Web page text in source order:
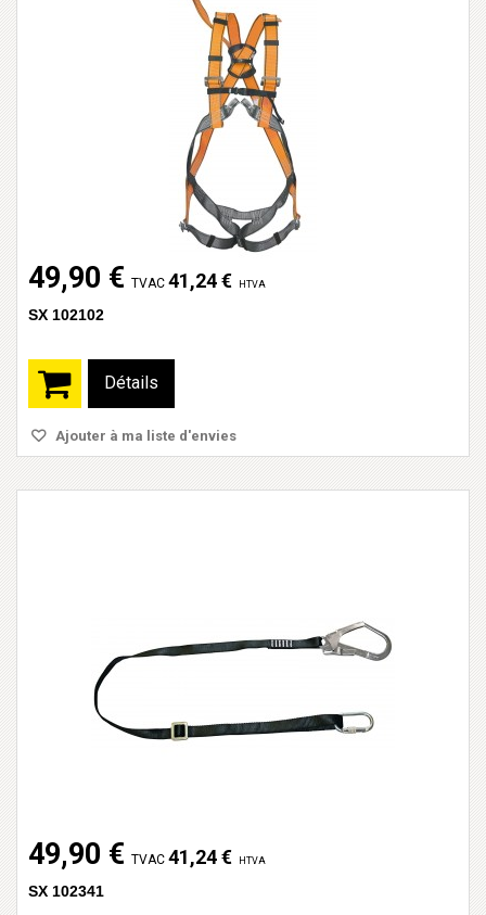
49,90 € TVAC 41,24 € HTVA
SX 102102
Détails
Ajouter à ma liste d'envies
49,90 € TVAC 41,24 € HTVA
SX 102341